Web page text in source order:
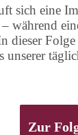
sich eine
während
dieser
unserer
Zur